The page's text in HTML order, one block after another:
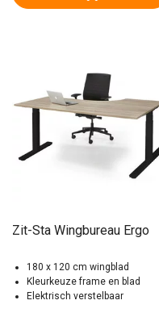
Zit-Sta Wingbureau Ergo
180 x 120 cm wingblad
Kleurkeuze frame en blad
Elektrisch verstelbaar